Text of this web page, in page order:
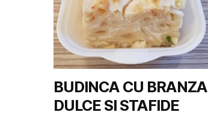
BUDINCA CU BRANZA
DULCE SI STAFIDE